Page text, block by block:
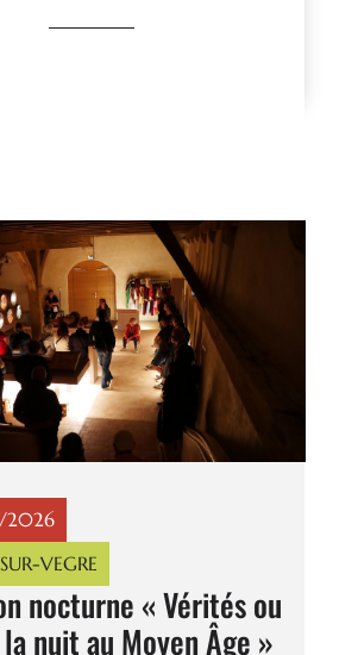
2026
VEGRE
nocturne « Vérités ou
nuit au Moyen Âge »